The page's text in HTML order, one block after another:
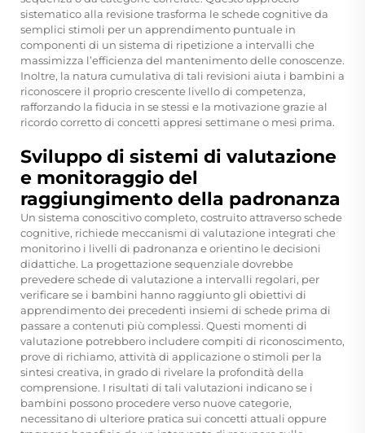
sistematico alla revisione trasforma le schede cognitive da
semplici stimoli per un apprendimento puntuale in
componenti di un sistema di ripetizione a intervalli che
massimizza l’efficienza del mantenimento delle conoscenze.
Inoltre, la natura cumulativa di tali revisioni aiuta i bambini a
riconoscere il proprio crescente livello di competenza,
rafforzando la fiducia in se stessi e la motivazione grazie al
ricordo corretto di concetti appresi settimane o mesi prima.
Sviluppo di sistemi di valutazione
e monitoraggio del
raggiungimento della padronanza
Un sistema conoscitivo completo, costruito attraverso schede
cognitive, richiede meccanismi di valutazione integrati che
monitorino i livelli di padronanza e orientino le decisioni
didattiche. La progettazione sequenziale dovrebbe
prevedere schede di valutazione a intervalli regolari, per
verificare se i bambini hanno raggiunto gli obiettivi di
apprendimento dei precedenti insiemi di schede prima di
passare a contenuti più complessi. Questi momenti di
valutazione potrebbero includere compiti di riconoscimento,
prove di richiamo, attività di applicazione o stimoli per la
sintesi creativa, in grado di rivelare la profondità della
comprensione. I risultati di tali valutazioni indicano se i
bambini possono procedere verso nuove categorie,
necessitano di ulteriore pratica sui concetti attuali oppure